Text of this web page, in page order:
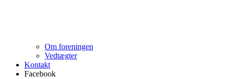
Om foreningen
Vedtægter
Kontakt
Facebook